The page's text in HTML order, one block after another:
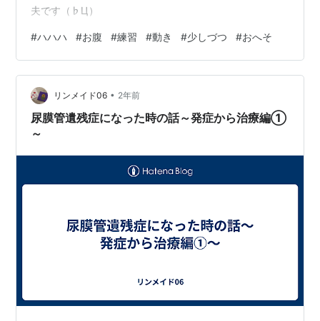
夫です（♭Ц）
#ハハハ #お腹 #練習 #動き #少しづつ #おへそ
リンメイド06 • 2年前
尿膜管遺残症になった時の話～発症から治療編①
～